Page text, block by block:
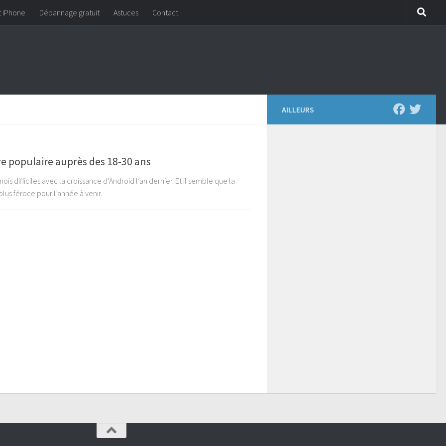
iPhone Dépannage gratuit Astuces Contact
populaire auprès des 18-30 ans
difficiles avec la croissance d’Android l’an dernier. Et il semble que la
féroce pour l’année à venir.
AILLEURS